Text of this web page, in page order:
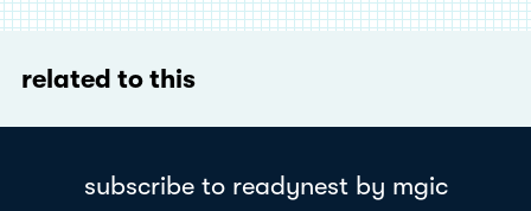
related to this
subscribe to readynest by mgic